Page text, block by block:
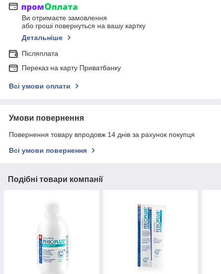
Ви отримаєте замовлення
або гроші повернуться на вашу картку
Детальніше
Післяплата
Переказ на карту Приватбанку
Всі умови оплати
Умови повернення
Повернення товару впродовж 14 днів за рахунок покупця
Всі умови повернення
Подібні товари компанії